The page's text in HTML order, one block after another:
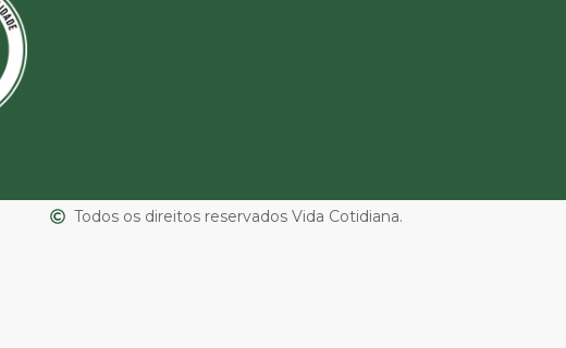
Todos os direitos reservados Vida Cotidiana.